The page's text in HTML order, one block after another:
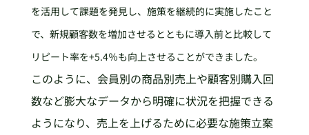
を活用して課題を発見し、施策を継続的に実施したこと
で、新規顧客数を増加させるとともに導入前と比較して
リピート率を+5.4％も向上させることができました。
このように、会員別の商品別売上や顧客別購入回
数など膨大なデータから明確に状況を把握できる
ようになり、売上を上げるために必要な施策立案